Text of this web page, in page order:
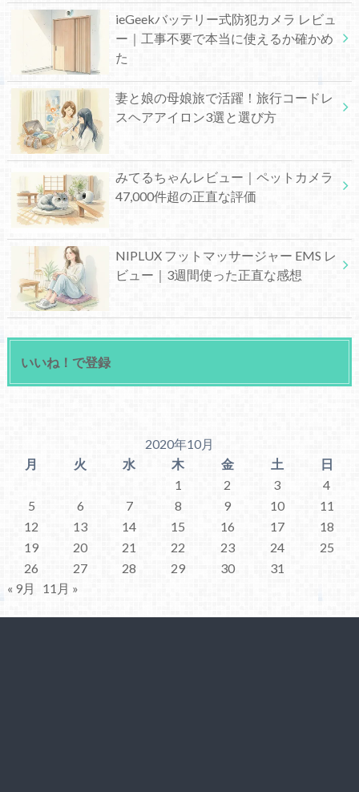
ieGeekバッテリー式防犯カメラ レビュ
ー｜工事不要で本当に使えるか確かめ
た
妻と娘の母娘旅で活躍！旅行コードレ
スヘアアイロン3選と選び方
みてるちゃんレビュー｜ペットカメラ
47,000件超の正直な評価
NIPLUX フットマッサージャー EMS レ
ビュー｜3週間使った正直な感想
いいね！で登録
2020年10月
月
火 水 木 金 土
日
1
2 3
4
5
6 7 8 9 10
11
12
13 14 15 16 17
18
19
20 21 22 23 24
25
26
27 28 29 30
31
« 9月
11月 »